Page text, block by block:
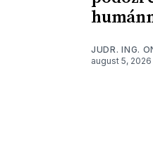
JUDR. ING.
august 5, 2026